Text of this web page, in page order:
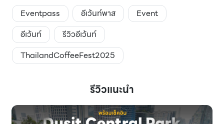
Eventpass อีเว้นท์พาส
Event
อีเว้นท์
รีวิวอีเว้นท์
ThailandCoffeeFest2025
รีวิวแนะนำ